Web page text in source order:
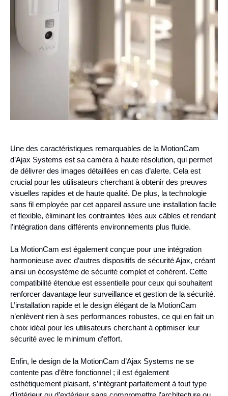
Une des caractéristiques remarquables de la MotionCam
d’Ajax Systems est sa caméra à haute résolution, qui permet
de délivrer des images détaillées en cas d’alerte. Cela est
crucial pour les utilisateurs cherchant à obtenir des preuves
visuelles rapides et de haute qualité. De plus, la technologie
sans fil employée par cet appareil assure une installation facile
et flexible, éliminant les contraintes liées aux câbles et rendant
l’intégration dans différents environnements plus fluide.
La MotionCam est également conçue pour une intégration
harmonieuse avec d’autres dispositifs de sécurité Ajax, créant
ainsi un écosystème de sécurité complet et cohérent. Cette
compatibilité étendue est essentielle pour ceux qui souhaitent
renforcer davantage leur surveillance et gestion de la sécurité.
L’installation rapide et le design élégant de la MotionCam
n’enlèvent rien à ses performances robustes, ce qui en fait un
choix idéal pour les utilisateurs cherchant à optimiser leur
sécurité avec le minimum d’effort.
Enfin, le design de la MotionCam d’Ajax Systems ne se
contente pas d’être fonctionnel ; il est également
esthétiquement plaisant, s’intégrant parfaitement à tout type